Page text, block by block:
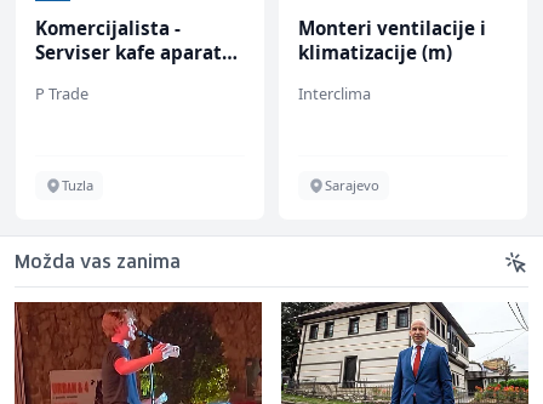
Komercijalista -
Serviser kafe aparata
P Trade
Tuzla
Monteri ventilacije i
klimatizacije (m)
Interclima
Sarajevo
Možda vas zanima